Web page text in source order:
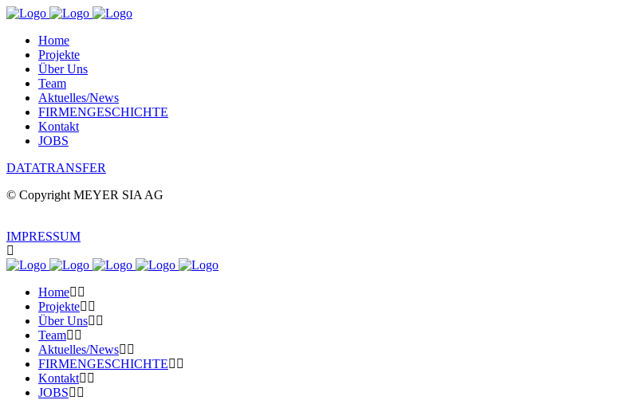
Home
Projekte
Über Uns
Team
Aktuelles/News
FIRMENGESCHICHTE
Kontakt
JOBS
DATATRANSFER
© Copyright MEYER SIA AG
IMPRESSUM
Home
Projekte
Über Uns
Team
Aktuelles/News
FIRMENGESCHICHTE
Kontakt
JOBS